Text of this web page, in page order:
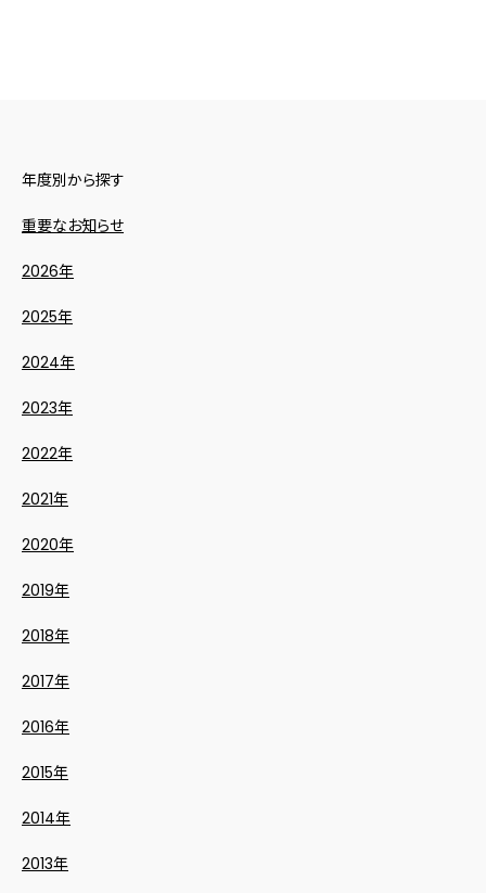
年度別から探す
重要なお知らせ
2026年
2025年
2024年
2023年
2022年
2021年
2020年
2019年
2018年
2017年
2016年
2015年
2014年
2013年